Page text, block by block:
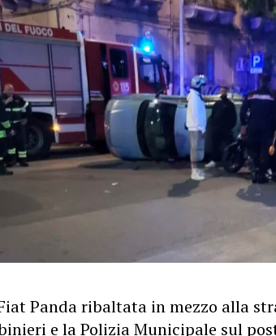
Panda ribaltata in mezzo alla
e la Polizia Municipale sul